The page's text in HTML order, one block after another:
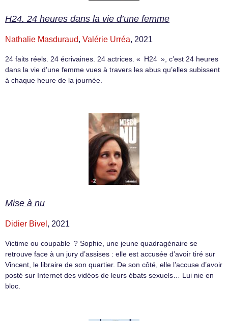
H24. 24 heures dans la vie d’une femme
Nathalie Masduraud, Valérie Urréa, 2021
24 faits réels. 24 écrivaines. 24 actrices. « H24 », c’est 24 heures
dans la vie d’une femme vues à travers les abus qu’elles subissent
à chaque heure de la journée.
Mise à nu
Didier Bivel , 2021
Victime ou coupable ? Sophie, une jeune quadragénaire se
retrouve face à un jury d’assises : elle est accusée d’avoir tiré sur
Vincent, le libraire de son quartier. De son côté, elle l’accuse d’avoir
posté sur Internet des vidéos de leurs ébats sexuels… Lui nie en
bloc.